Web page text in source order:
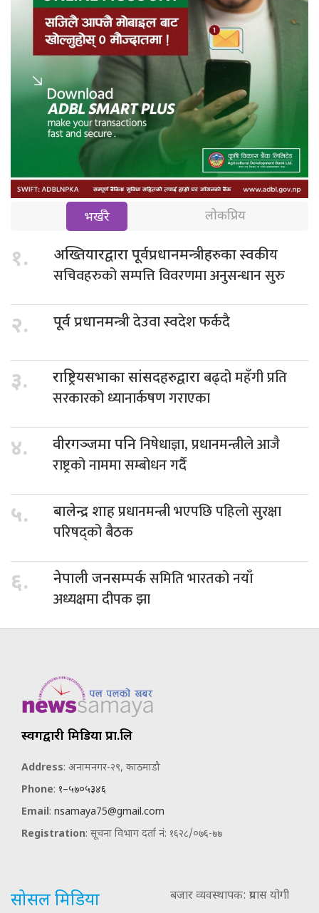
भर्खरै लोकप्रिय
१. अख्तियारद्वारा पूर्वप्रधानमन्त्रीहरुकास्वकीय
सचिवहरुको सम्पत्ति विवरणमा अनुसन्धान सुरु
२. पूर्व प्रधानमन्त्रीदेउवा स्वदेश फर्कदै
३. राष्ट्रियसभाका सांसदहरुद्वाराबढ्दो महँगी प्रति
सरकारको ध्यानार्कषण गराएका
४. वीरगञ्जमा पनिनिषेधाज्ञा, प्रधानमन्त्रीले आजै
राष्ट्रको नाममा सम्बोधन गर्दै
५. बालेन्द्र शाहप्रधानमन्त्री भएपछि पहिलो सुरक्षा
परिषद्को बैठक
६. नेपाली जनसम्पर्कसमिति भारतको नयाँ
अध्यक्षमा दीपक झा
स्वर्गद्वारी मिडिया प्रा.लि
Address: अनामनगर-२९, काठमाडौ
Phone: १–५७०५३४६
Email: nsamaya75@gmail.com
Registration: सूचना विभाग दर्ता नं: १६२८/०७६-७७
सोसल मिडिया बजार व्यवस्थापक: प्रयास योगी